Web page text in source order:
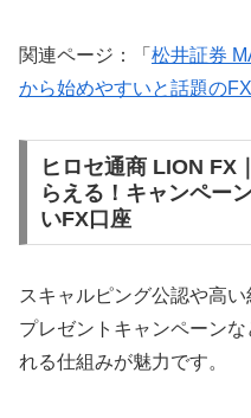
関連ページ：「 松井証券
から始めやすいと話題の
ヒロセ通商 LION FX
らえる！キャンペー
いFX口座
スキャルピング公認や高
プレゼントキャンペーン
れる仕組みが魅力です。